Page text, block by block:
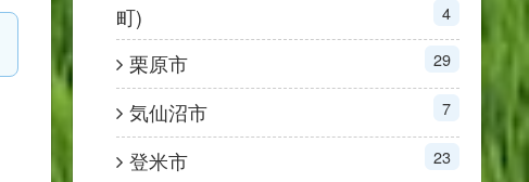
町)
4
栗原市 29
気仙沼市 7
登米市 23